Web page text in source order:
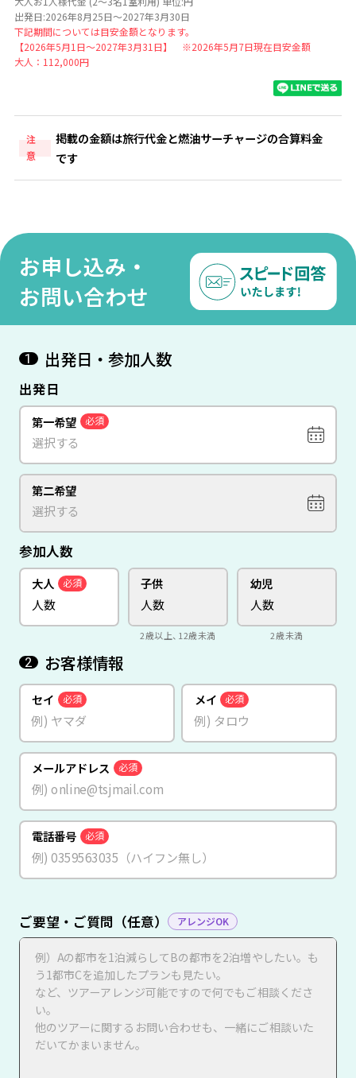
出発日:2026年8月25日～2027年3月30日
下記期間については目安金額となります。
【2026年5月1日～2027年3月31日】 ※2026年5月7日現在目安金額
大人：112,000円
注
意
掲載の金額は旅行代金と燃油サーチャージの合算料金
です
お申し込み・
お問い合わせ
1 出発日・参加人数
出発日
第一希望 必須
第二希望
参加人数
大人 必須 子供
2歳以上、12歳未満
幼児
2歳未満
2 お客様情報
セイ 必須 メイ 必須
メールアドレス 必須
電話番号 必須
ご要望・ご質問（任意） アレンジOK